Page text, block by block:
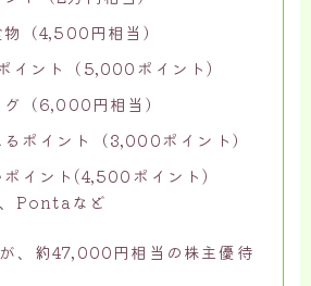
（4,500円相当）
イント（5,000ポイント)
（6,000円相当）
ポイント（3,000ポイント）
ポイント(4,500ポイント)
Pontaなど
、約47,000円相当の株主優待